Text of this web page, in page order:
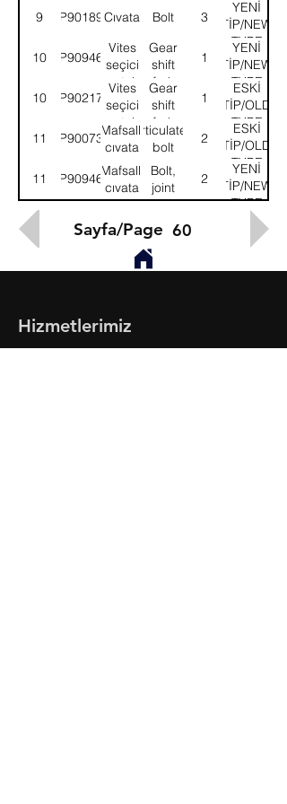
9
9P901892Cıvata Bolt 3
YENİ
TİP/NEW
TYPE
10
9P909467
Vites
seçici
çatalı
Gear
shift
fork
1
YENİ
TİP/NEW
TYPE
10
9P902175
Vites
seçici
çatalı
Gear
shift
fork
1
ESKİ
TİP/OLD
TYPE
11
9P900738
Mafsallı
cıvata
Articulated
bolt
2
ESKİ
TİP/OLD
TYPE
11
9P909468
Mafsallı
cıvata
Bolt,
joint
2
YENİ
TİP/NEW
TYPE
Sayfa/Page 60
Hizmetlerimiz